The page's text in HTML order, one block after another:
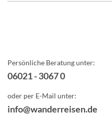
Persönliche Beratung unter:
06021 - 3067 0
oder per E-Mail unter:
info@wanderreisen.de